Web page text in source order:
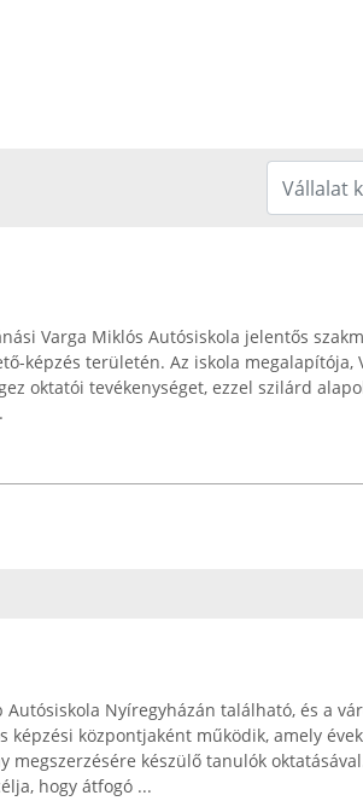
Varga Miklós Autósiskola jelentős
képzés területén. Az iskola megalapítója,
oktatói tevékenységet, ezzel szilárd
Autósiskola Nyíregyházán található, és a
képzési központjaként működik, amely
megszerzésére készülő tanulók
hogy átfogó ...